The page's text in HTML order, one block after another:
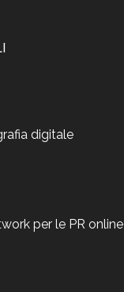
digitale
per le PR online